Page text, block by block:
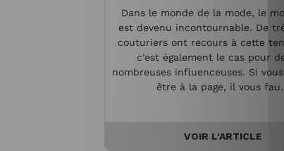
Dans le monde de la mode, le
est devenu incontournable. De
couturiers ont recours à cette
c’est également le cas pour
nombreuses influenceuses. Si vous
être à la page, il vous
VOIR L'ARTICLE